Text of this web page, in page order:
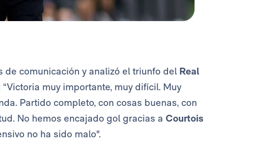
comunicación y analizó el triunfo del Real
muy importante, muy difícil. Muy
Partido completo, con cosas buenas, con
No hemos encajado gol gracias a Courtois
no ha sido malo".